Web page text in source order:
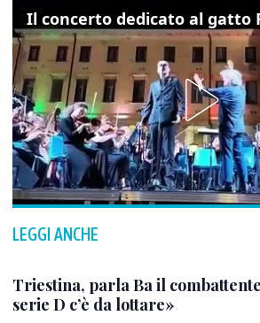
LEGGI ANCHE
Triestina, parla Ba il
serie D c’è da lottare»